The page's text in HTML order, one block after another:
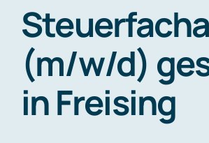
Wechsel
Ablauf
(m/w/d)
in Freising